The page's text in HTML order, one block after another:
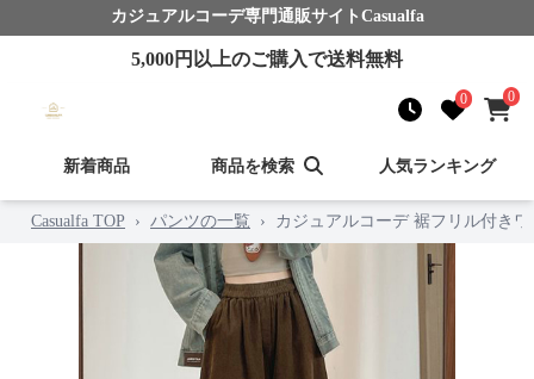
カジュアルコーデ専門通販サイト Casualfa
5,000円以上のご購入で送料無料
0 0
新着商品 商品を検索 人気ランキング
Casualfa TOP › パンツの一覧 › カジュアルコーデ 裾フリル付き